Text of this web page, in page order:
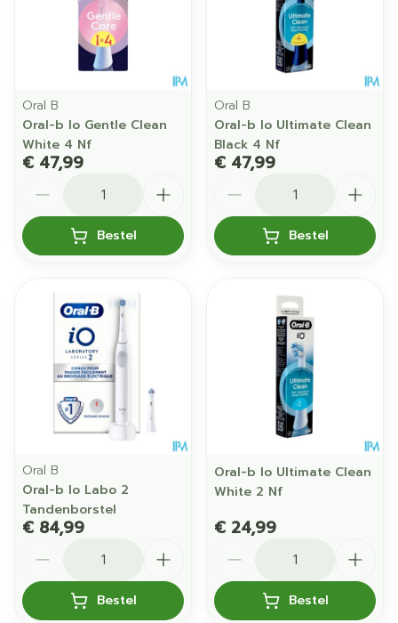
Oral B
Oral-b Io Gentle Clean
White 4 Nf
€ 47,99
Bestel
Oral B
Oral-b Io Ultimate Clean
Black 4 Nf
€ 47,99
Bestel
Oral B
Oral-b Io Labo 2
Tandenborstel
€ 84,99
Bestel
Oral-b Io Ultimate Clean
White 2 Nf
€ 24,99
Bestel